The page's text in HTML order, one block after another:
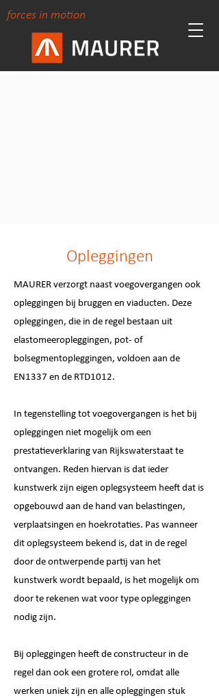
forces in motion
Opleggingen
MAURER verzorgt naast voegovergangen ook
opleggingen bij bruggen en viaducten. Deze
opleggingen, die in de regel bestaan uit
elastomeeropleggingen, pot- of
bolsegmentopleggingen, voldoen aan de
EN1337 en de RTD1012.
In tegenstelling tot voegovergangen is het bij
opleggingen niet mogelijk om een
prestatieverklaring van Rijkswaterstaat te
ontvangen. Reden hiervan is dat ieder
kunstwerk zijn eigen oplegsysteem heeft dat is
opgebouwd aan de hand van belastingen,
verplaatsingen en hoekrotaties. Pas wanneer
dit oplegsysteem bekend is, dat in de regel
door de ontwerpende partij van het
kunstwerk wordt bepaald, is het mogelijk om
door te rekenen wat voor type opleggingen
nodig zijn.
Bij opleggingen heeft de constructeur in de
regel dan ook een grotere rol, omdat alle
werken uniek zijn en alle opleggingen stuk